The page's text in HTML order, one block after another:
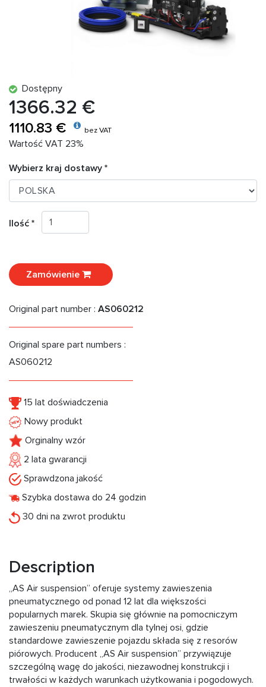
Dostępny
1366.32 €
1110.83 € bez VAT
Wartość VAT 23%
Wybierz kraj dostawy *
Ilość *
Zamówienie
Original part number : AS060212
Original spare part numbers :
AS060212
15 lat doświadczenia
Nowy produkt
Orginalny wzór
2 lata gwarancji
Sprawdzona jakość
Szybka dostawa do 24 godzin
30 dni na zwrot produktu
Description
„AS Air suspension” oferuje systemy zawieszenia
pneumatycznego od ponad 12 lat dla większości
popularnych marek. Skupia się głównie na pomocniczym
zawieszeniu pneumatycznym dla tylnej osi, gdzie
standardowe zawieszenie pojazdu składa się z resorów
piórowych. Producent „AS Air suspension” przywiązuje
szczególną wagę do jakości, niezawodnej konstrukcji i
trwałości w każdych warunkach użytkowania i pogodowych.